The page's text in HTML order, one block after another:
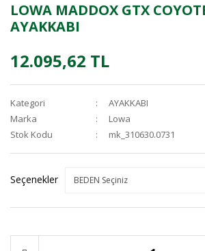
LOWA MADDOX GTX
AYAKKABI
12.095,62 TL
Kategori
AYAKKABI
Marka
Lowa
Stok Kodu
mk_310630.0731
Seçenekler